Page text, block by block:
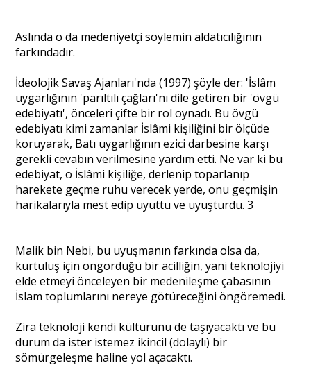
Aslında o da medeniyetçi söylemin aldatıcılığının
farkındadır.
İdeolojik Savaş Ajanları'nda (1997) şöyle der: 'İslâm
uygarlığının 'parıltılı çağları'nı dile getiren bir 'övgü
edebiyatı', önceleri çifte bir rol oynadı. Bu övgü
edebiyatı kimi zamanlar İslâmi kişiliğini bir ölçüde
koruyarak, Batı uygarlığının ezici darbesine karşı
gerekli cevabın verilmesine yardım etti. Ne var ki bu
edebiyat, o İslâmi kişiliğe, derlenip toparlanıp
harekete geçme ruhu verecek yerde, onu geçmişin
harikalarıyla mest edip uyuttu ve uyuşturdu. 3
Malik bin Nebi, bu uyuşmanın farkında olsa da,
kurtuluş için öngördüğü bir acilliğin, yani teknolojiyi
elde etmeyi önceleyen bir medenileşme çabasının
İslam toplumlarını nereye götüreceğini öngöremedi.
Zira teknoloji kendi kültürünü de taşıyacaktı ve bu
durum da ister istemez ikincil (dolaylı) bir
sömürgeleşme haline yol açacaktı.